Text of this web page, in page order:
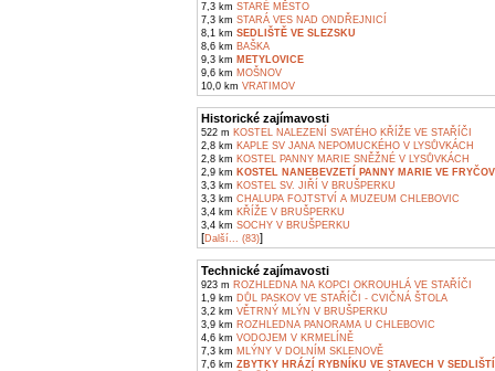
7,3 km STARÉ MĚSTO
7,3 km STARÁ VES NAD ONDŘEJNICÍ
8,1 km SEDLIŠTĚ VE SLEZSKU
8,6 km BAŠKA
9,3 km METYLOVICE
9,6 km MOŠNOV
10,0 km VRATIMOV
Historické zajímavosti
522 m KOSTEL NALEZENÍ SVATÉHO KŘÍŽE VE STAŘÍČI
2,8 km KAPLE SV JANA NEPOMUCKÉHO V LYSŮVKÁCH
2,8 km KOSTEL PANNY MARIE SNĚŽNÉ V LYSŮVKÁCH
2,9 km KOSTEL NANEBEVZETÍ PANNY MARIE VE
3,3 km KOSTEL SV. JIŘÍ V BRUŠPERKU
3,3 km CHALUPA FOJTSTVÍ A MUZEUM CHLEBOVIC
3,4 km KŘÍŽE V BRUŠPERKU
3,4 km SOCHY V BRUŠPERKU
[Další... (83)]
Technické zajímavosti
923 m ROZHLEDNA NA KOPCI OKROUHLÁ VE STAŘÍČI
1,9 km DŮL PASKOV VE STAŘÍČI - CVIČNÁ ŠTOLA
3,2 km VĚTRNÝ MLÝN V BRUŠPERKU
3,9 km ROZHLEDNA PANORAMA U CHLEBOVIC
4,6 km VODOJEM V KRMELÍNĚ
7,3 km MLÝNY V DOLNÍM SKLENOVĚ
7,6 km ZBYTKY HRÁZÍ RYBNÍKU VE STAVECH V